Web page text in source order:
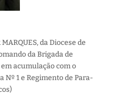
MARQUES, da Diocese de
da Brigada de
em acumulação com o
Nº 1 e Regimento de Para-